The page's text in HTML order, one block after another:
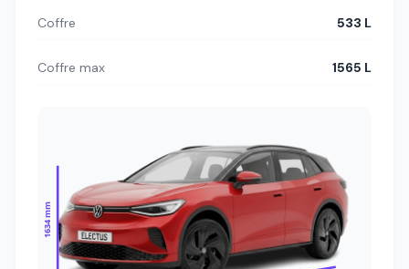
Coffre 533 L
Coffre max 1565 L
1634 mm